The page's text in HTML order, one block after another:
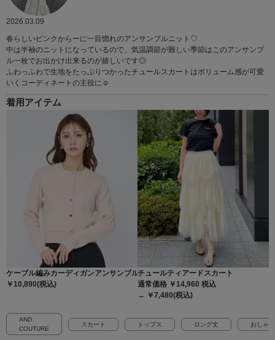
2026.03.09
春らしいピンクからーに一目惚れのアンサンブルニット♡
中は半袖のニットになっているので、気温調節が難しい季節はこのアンサンブ
ル一枚でお出かけ出来るのが嬉しいです◎
ふわっふわで生地をたっぷりつかったチュールスカートはボリューム感が可愛
いくコーディネートの主役に☺︎
着用アイテム
ケーブル編みカーディガンアンサンブル
￥10,890(税込)
チュールティアードスカート
通常価格 ￥14,960 税込
→ ￥7,480(税込)
AND
COUTURE
スカート トップス ロング丈 おしゃれ